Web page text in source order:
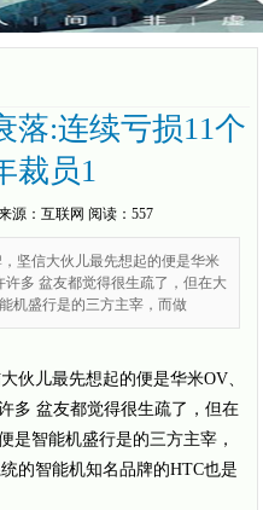
落:连续亏损11个
裁员1
源： 互联网 阅读：557
坚信大伙儿最先想起的便是华米
许多 盆友都觉得很生疏了，但在大
机盛行是的三方主宰，而做
伙儿最先想起的便是华米OV、
多 盆友都觉得很生疏了，但在
是智能机盛行是的三方主宰，
的智能机知名品牌的HTC也是